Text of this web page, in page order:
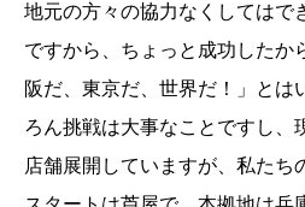
地元の方々の協力なくしてはで
ですから、ちょっと成功したか
阪だ、東京だ、世界だ！」とは
ろん挑戦は大事なことですし、
店舗展開していますが、私たち